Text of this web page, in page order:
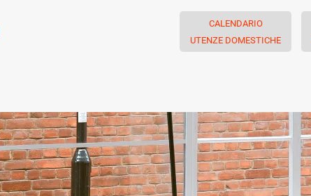
CALENDARIO
UTENZE DOMESTICHE